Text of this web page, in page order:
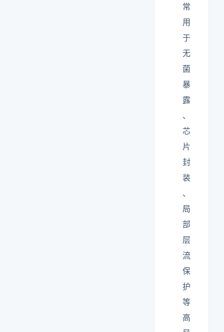
常
用
于
无
菌
暴
露
、
芯
片
封
装
、
局
部
层
流
保
护
等
高